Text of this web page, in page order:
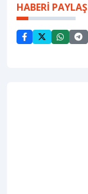
HABERİ PAYLAŞ